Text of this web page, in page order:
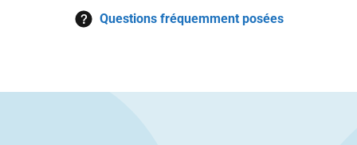
Questions fréquemment posées